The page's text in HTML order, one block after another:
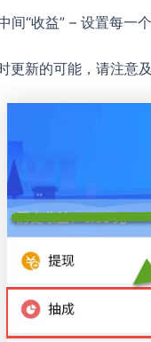
间“收益” – 设置每一
更新的可能，请注意